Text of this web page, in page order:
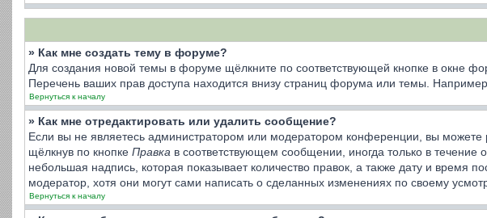
» Как мне создать тему в форуме?
Для создания новой темы в форуме щёлкните по соответствующей кнопке в окне
Перечень ваших прав доступа находится внизу страниц форума или темы.
Вернуться к началу
» Как мне отредактировать или удалить сообщение?
Если вы не являетесь администратором или модератором конференции, вы
щёлкнув по кнопке Правка в соответствующем сообщении, иногда только в течение
небольшая надпись, которая показывает количество правок, а также дату и время
модератор, хотя они могут сами написать о сделанных изменениях по своему
Вернуться к началу